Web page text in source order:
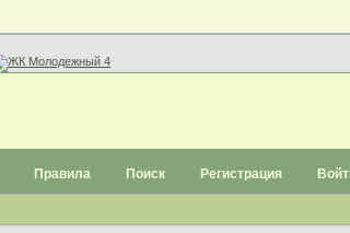
Правила Поиск Регистрация